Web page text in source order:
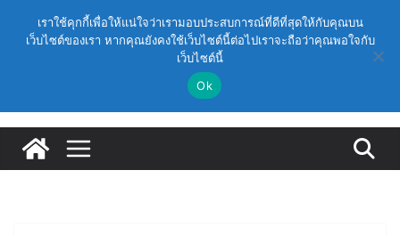
วันเสาร์, สิงหาคม 8, 2026
Latest: ก.ค.ศ. อนุมัติให้ข้าราชการครูและบุคลากรทางการศึกษามี
และเลื่อนเป็นวิทยฐานะเชี่ยวชาญ (ครั้งที่ 9/2569)
(สพฐ.) โมดูลที่ 1 : การประกันคุณภาพภายในสถานศึกษา
และการประยุกต์ใช้ปัญญาประดิษฐ์ (AI)
การประกันคุณภาพภายในสถานศึกษา ด้วยปัญญาประดิษฐ์
(AI) ในรูปแบบออนไลน์
ก.ค.ศ. เห็นชอบ รายละเอียดการดำเนินการคัดเลือกบุคคล
เราใช้คุกกี้เพื่อให้แน่ใจว่าเรามอบประสบการณ์ที่ดีที่สุดให้กับคุณบน
เว็บไซต์ของเรา หากคุณยังคงใช้เว็บไซต์นี้ต่อไปเราจะถือว่าคุณพอใจกับ
เว็บไซต์นี้
Ok